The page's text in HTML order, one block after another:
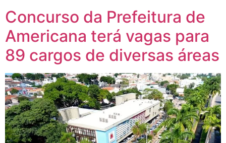
Concurso da Prefeitura de
Americana terá vagas para
89 cargos de diversas áreas